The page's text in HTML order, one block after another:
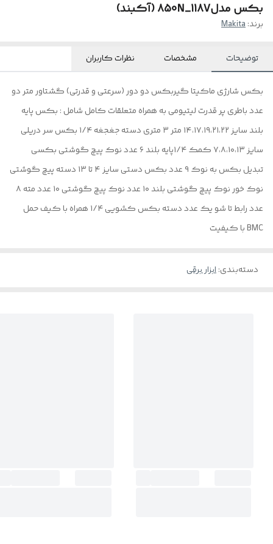
بکس مدل850N_118V (آکبند)
برند:Makita
توضیحات مشخصات نظرات کاربران
بکس شارژی ماکیتا گیربکس دو دور (سرعتی و قدرتی) گشتاور متر دو
عدد باطری پر قدرت لیتیومی به همراه متعلقات کامل شامل : بکس پایه
بلند سایز ۱۴،۱۷،۱۹،۲۱،۲۲ متر ۳ متری دسته جغجغه ۱/۴ بکس سر دریلی
سایز ۷،۸،۱۰،۱۳ کمک ۱/۴پایه بلند ۶ عدد نوک پیچ گوشتی بکسی
تبدیل بکس به نوک ۹ عدد بکس دستی سایز ۴ تا ۱۳ دسته پیچ گوشتی
نوک خور نوک پیچ گوشتی بلند ۱۰ عدد نوک پیچ گوشتی ۱۰ عدد مته ۸
عدد رابط تا شو یک عدد دسته بکس کشویی ۱/۴ همراه با کیف حمل
BMC با کیفیت
دسته‌بندی:ابزار برقی